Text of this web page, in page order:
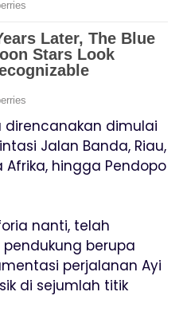
direncanakan dimulai
Jalan Banda, Riau,
Afrika, hingga Pendopo
nanti, telah
berupa
perjalanan Ayi
di sejumlah titik